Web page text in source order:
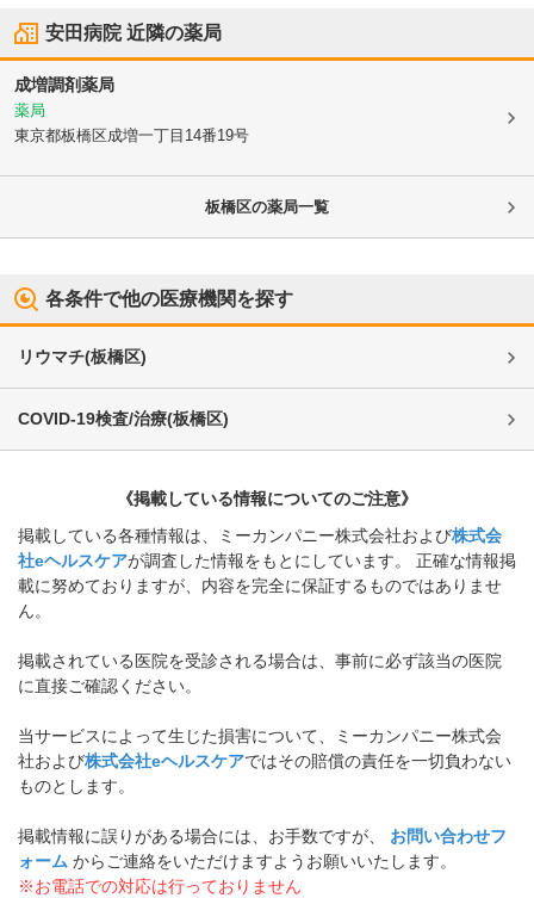
安田病院近隣の薬局
成増調剤薬局
薬局
東京都板橋区成増一丁目14番19号
板橋区の薬局一覧
各条件で他の医療機関を探す
リウマチ(板橋区)
COVID-19検査/治療(板橋区)
《掲載している情報についてのご注意》
掲載している各種情報は、ミーカンパニー株式会社および株式会
社eヘルスケアが調査した情報をもとにしています。 正確な情報掲
載に努めておりますが、内容を完全に保証するものではありませ
ん。
掲載されている医院を受診される場合は、事前に必ず該当の医院
に直接ご確認ください。
当サービスによって生じた損害について、ミーカンパニー株式会
社および株式会社eヘルスケアではその賠償の責任を一切負わない
ものとします。
掲載情報に誤りがある場合には、お手数ですが、
お問い合わせフ
ォーム からご連絡をいただけますようお願いいたします。
※お電話での対応は行っておりません